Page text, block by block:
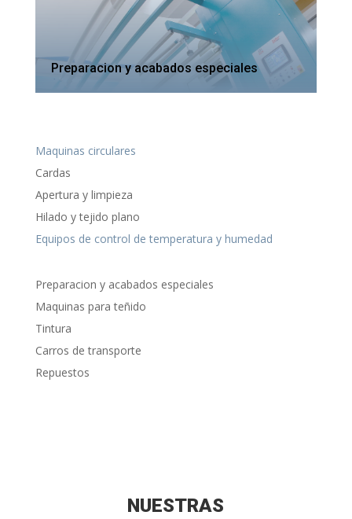
Preparacion y acabados especiales
Maquinas circulares
Cardas
Apertura y limpieza
Hilado y tejido plano
Equipos de control de temperatura y humedad
Preparacion y acabados especiales
Maquinas para teñido
Tintura
Carros de transporte
Repuestos
NUESTRAS